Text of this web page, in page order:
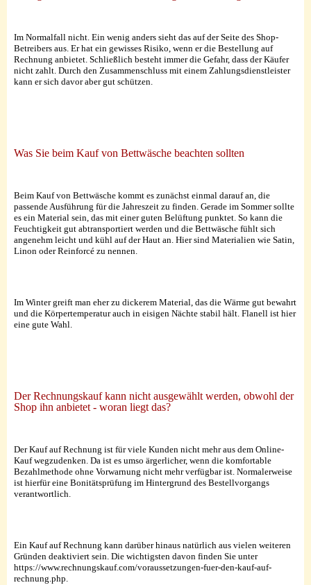
Im Normalfall nicht. Ein wenig anders sieht das auf der Seite des Shop-
Betreibers aus. Er hat ein gewisses Risiko, wenn er die Bestellung auf
Rechnung anbietet. Schließlich besteht immer die Gefahr, dass der Käufer
nicht zahlt. Durch den Zusammenschluss mit einem Zahlungsdienstleister
kann er sich davor aber gut schützen.
Was Sie beim Kauf von Bettwäsche beachten sollten
Beim Kauf von Bettwäsche kommt es zunächst einmal darauf an, die
passende Ausführung für die Jahreszeit zu finden. Gerade im Sommer sollte
es ein Material sein, das mit einer guten Belüftung punktet. So kann die
Feuchtigkeit gut abtransportiert werden und die Bettwäsche fühlt sich
angenehm leicht und kühl auf der Haut an. Hier sind Materialien wie Satin,
Linon oder Reinforcé zu nennen.
Im Winter greift man eher zu dickerem Material, das die Wärme gut bewahrt
und die Körpertemperatur auch in eisigen Nächte stabil hält. Flanell ist hier
eine gute Wahl.
Der Rechnungskauf kann nicht ausgewählt werden, obwohl der
Shop ihn anbietet - woran liegt das?
Der Kauf auf Rechnung ist für viele Kunden nicht mehr aus dem Online-
Kauf wegzudenken. Da ist es umso ärgerlicher, wenn die komfortable
Bezahlmethode ohne Vorwarnung nicht mehr verfügbar ist. Normalerweise
ist hierfür eine Bonitätsprüfung im Hintergrund des Bestellvorgangs
verantwortlich.
Ein Kauf auf Rechnung kann darüber hinaus natürlich aus vielen weiteren
Gründen deaktiviert sein. Die wichtigsten davon finden Sie unter
https://www.rechnungskauf.com/voraussetzungen-fuer-den-kauf-auf-
rechnung.php.